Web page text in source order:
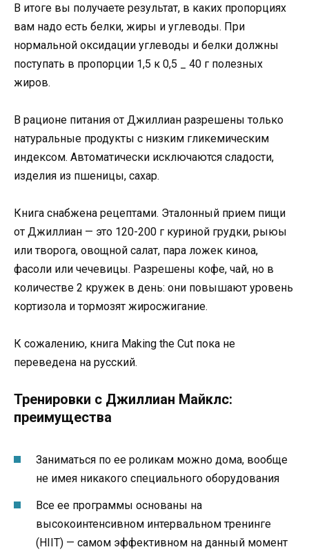
В итоге вы получаете результат, в каких пропорциях
вам надо есть белки, жиры и углеводы. При
нормальной оксидации углеводы и белки должны
поступать в пропорции 1,5 к 0,5 _ 40 г полезных
жиров.
В рационе питания от Джиллиан разрешены только
натуральные продукты с низким гликемическим
индексом. Автоматически исключаются сладости,
изделия из пшеницы, сахар.
Книга снабжена рецептами. Эталонный прием пищи
от Джиллиан — это 120-200 г куриной грудки, рыюы
или творога, овощной салат, пара ложек киноа,
фасоли или чечевицы. Разрешены кофе, чай, но в
количестве 2 кружек в день: они повышают уровень
кортизола и тормозят жиросжигание.
К сожалению, книга Making the Cut пока не
переведена на русский.
Тренировки с Джиллиан Майклс:
преимущества
Заниматься по ее роликам можно дома, вообще
не имея никакого специального оборудования
Все ее программы основаны на
высокоинтенсивном интервальном тренинге
(HIIT) — самом эффективном на данный момент